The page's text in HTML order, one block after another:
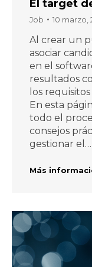
El target
Job 10 marzo,
Al crear un
asociar
en el
resultados
los
En esta
todo el
consejos
gestionar el…
Más